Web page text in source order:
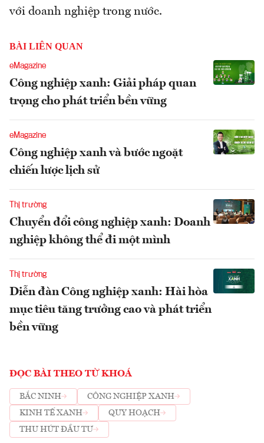
với doanh nghiệp trong nước.
BÀI LIÊN QUAN
eMagazine
Công nghiệp xanh: Giải pháp quan
trọng cho phát triển bền vững
eMagazine
Công nghiệp xanh và bước ngoặt
chiến lược lịch sử
Thị trường
Chuyển đổi công nghiệp xanh: Doanh
nghiệp không thể đi một mình
Thị trường
Diễn đàn Công nghiệp xanh: Hài hòa
mục tiêu tăng trưởng cao và phát triển
bền vững
ĐỌC BÀI THEO TỪ KHOÁ
BẮC NINH
CÔNG NGHIỆP XANH
KINH TẾ XANH
QUY HOẠCH
THU HÚT ĐẦU TƯ